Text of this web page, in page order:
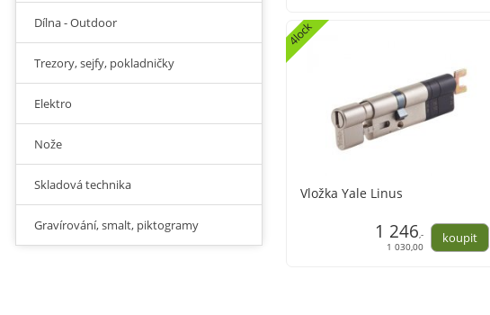
Vložka Yale Linus
4lock
1 246 ,-
1 030,00
Dílna - Outdoor
Trezory, sejfy, pokladničky
Elektro
Nože
Skladová technika
Gravírování, smalt, piktogramy